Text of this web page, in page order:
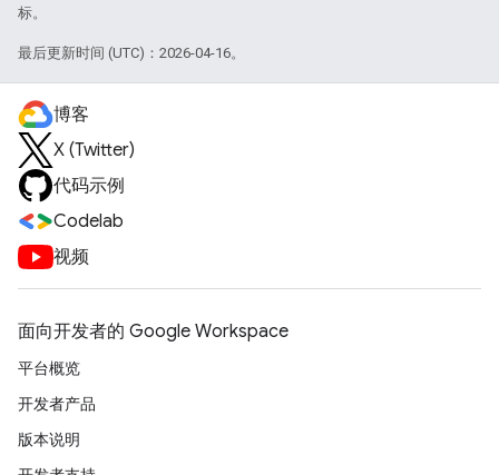
标。
最后更新时间 (UTC)：2026-04-16。
博客
X (Twitter)
代码示例
Codelab
视频
面向开发者的 Google Workspace
平台概览
开发者产品
版本说明